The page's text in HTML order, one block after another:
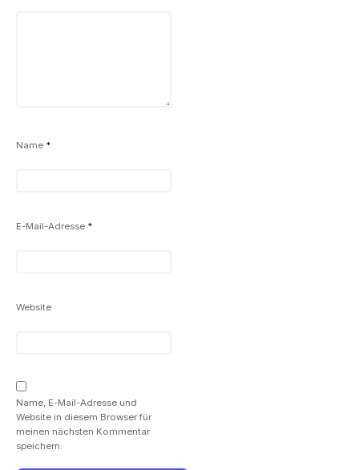
Name *
E-Mail-Adresse *
Website
Name, E-Mail-Adresse und
Website in diesem Browser für
meinen nächsten Kommentar
speichern.